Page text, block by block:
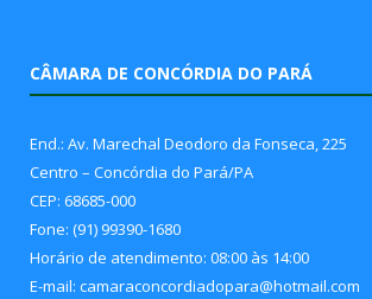
CÂMARA DE CONCÓRDIA DO PARÁ
End.: Av. Marechal Deodoro da Fonseca, 225
Centro – Concórdia do Pará/PA
CEP: 68685-000
Fone: (91) 99390-1680
Horário de atendimento: 08:00 às 14:00
E-mail: camaraconcordiadopara@hotmail.com